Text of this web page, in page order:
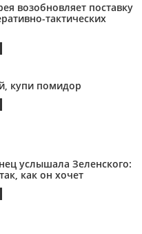
возобновляет поставку
тактических
купи помидор
услышала Зеленского:
как он хочет